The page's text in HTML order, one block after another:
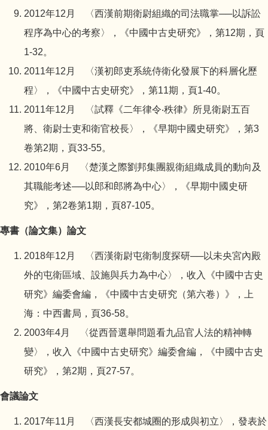
2012年12月 〈西漢前期衛尉組織的司法職掌──以訴訟
程序為中心的考察〉，《中國中古史研究》，第12期，頁
1-32。
2011年12月 〈漢初郎吏系統侍衛化發展下的科層化歷
程〉，《中國中古史研究》，第11期，頁1-40。
2011年12月 〈試釋《二年律令‧秩律》所見衛尉五百
將、衛尉士吏和衛官校長〉，《早期中國史研究》，第3
卷第2期，頁33-55。
2010年6月 〈楚漢之際劉邦集團親衛組織成員的動向及
其職能考述──以郎和郎將為中心〉，《早期中國史研
究》，第2卷第1期，頁87-105。
專書（論文集）論文
2018年12月 〈西漢衛尉屯衛制度探研──以未央宮內殿
外的屯衛區域、設施與兵力為中心〉，收入《中國中古史
研究》編委會編，《中國中古史研究（第六卷）》，上
海：中西書局，頁36-58。
2003年4月 〈從西晉選舉問題看九品官人法的精神轉
變〉，收入《中國中古史研究》編委會編，《中國中古史
研究》，第2期，頁27-57。
會議論文
2017年11月 〈西漢長安都城圈的形成與初立〉，發表於